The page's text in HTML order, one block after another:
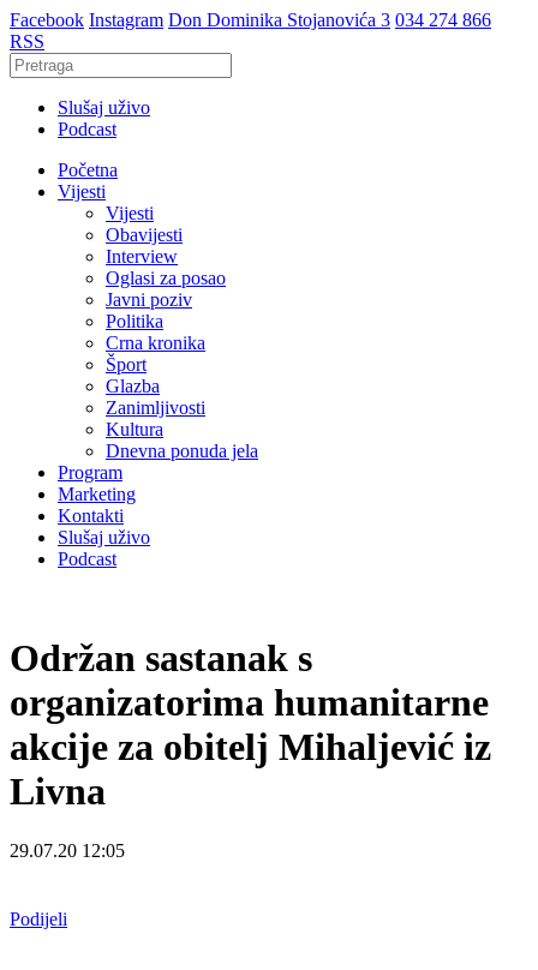
Facebook Instagram Don Dominika Stojanovića 3 034 274 866
RSS
Slušaj uživo
Podcast
Početna
Vijesti
Vijesti
Obavijesti
Interview
Oglasi za posao
Javni poziv
Politika
Crna kronika
Šport
Glazba
Zanimljivosti
Kultura
Dnevna ponuda jela
Program
Marketing
Kontakti
Slušaj uživo
Podcast
Održan sastanak s
organizatorima humanitarne
akcije za obitelj Mihaljević iz
Livna
29.07.20 12:05
Podijeli